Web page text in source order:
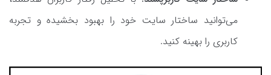
می‌توانید ساختار سایت خود را بهبود بخشیده و تجربه
کاربری را بهینه کنید.